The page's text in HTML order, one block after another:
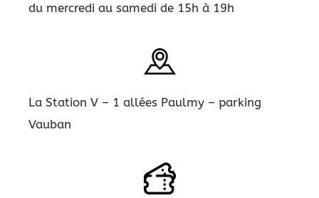
du mercredi au samedi de 15h à 19h
La Station V – 1 allées Paulmy – parking
Vauban